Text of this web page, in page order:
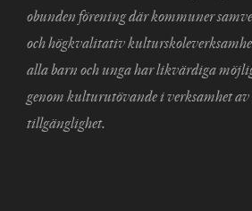
obunden förening där kommuner
och högkvalitativ
alla barn och unga har likvärdiga
genom kulturutövande i verksamhet av
tillgänglighet.